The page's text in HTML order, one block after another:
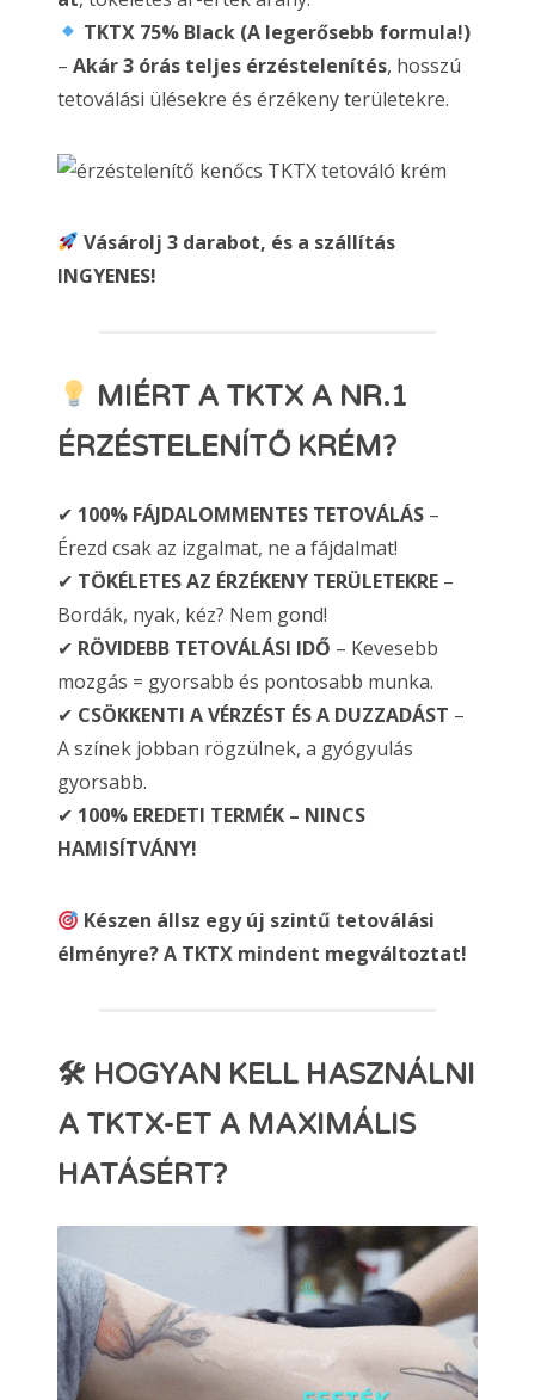
TKTX 75% Black (A legerősebb formula!)
– Akár 3 órás teljes érzéstelenítés, hosszú
tetoválási ülésekre és érzékeny területekre.
Vásárolj 3 darabot, és a szállítás
INGYENES!
MIÉRT A TKTX A NR.1
ÉRZÉSTELENÍTŐ KRÉM?
✔ 100% FÁJDALOMMENTES TETOVÁLÁS –
Érezd csak az izgalmat, ne a fájdalmat!
✔ TÖKÉLETES AZ ÉRZÉKENY TERÜLETEKRE –
Bordák, nyak, kéz? Nem gond!
✔ RÖVIDEBB TETOVÁLÁSI IDŐ – Kevesebb
mozgás = gyorsabb és pontosabb munka.
✔ CSÖKKENTI A VÉRZÉST ÉS A DUZZADÁST –
A színek jobban rögzülnek, a gyógyulás
gyorsabb.
✔ 100% EREDETI TERMÉK – NINCS
HAMISÍTVÁNY!
Készen állsz egy új szintű tetoválási
élményre? A TKTX mindent megváltoztat!
🛠 HOGYAN KELL HASZNÁLNI
A TKTX-ET A MAXIMÁLIS
HATÁSÉRT?